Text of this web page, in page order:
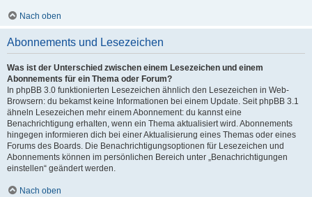
Nach oben
Abonnements und Lesezeichen
Was ist der Unterschied zwischen einem Lesezeichen und einem
Abonnements für ein Thema oder Forum?
In phpBB 3.0 funktionierten Lesezeichen ähnlich den Lesezeichen in Web-
Browsern: du bekamst keine Informationen bei einem Update. Seit phpBB 3.1
ähneln Lesezeichen mehr einem Abonnement: du kannst eine
Benachrichtigung erhalten, wenn ein Thema aktualisiert wird. Abonnements
hingegen informieren dich bei einer Aktualisierung eines Themas oder eines
Forums des Boards. Die Benachrichtigungsoptionen für Lesezeichen und
Abonnements können im persönlichen Bereich unter „Benachrichtigungen
einstellen“ geändert werden.
Nach oben